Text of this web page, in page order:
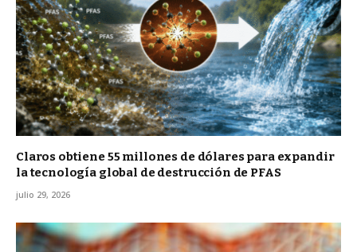
Claros obtiene 55 millones de dólares para expandir
la tecnología global de destrucción de PFAS
julio 29, 2026